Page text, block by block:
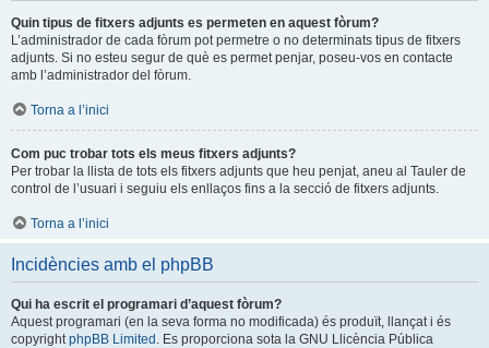
Quin tipus de fitxers adjunts es permeten en aquest fòrum?
L’administrador de cada fòrum pot permetre o no determinats tipus de fitxers
adjunts. Si no esteu segur de què es permet penjar, poseu-vos en contacte
amb l’administrador del fòrum.
Torna a l’inici
Com puc trobar tots els meus fitxers adjunts?
Per trobar la llista de tots els fitxers adjunts que heu penjat, aneu al Tauler de
control de l’usuari i seguiu els enllaços fins a la secció de fitxers adjunts.
Torna a l’inici
Incidències amb el phpBB
Qui ha escrit el programari d’aquest fòrum?
Aquest programari (en la seva forma no modificada) és produït, llançat i és
copyrightphpBB Limited . Es proporciona sota la GNU Llicència Pública